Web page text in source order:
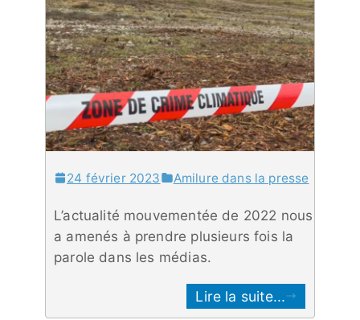
24 février 2023 Amilure dans la presse
L’actualité mouvementée de 2022 nous
a amenés à prendre plusieurs fois la
parole dans les médias.
Lire la suite...